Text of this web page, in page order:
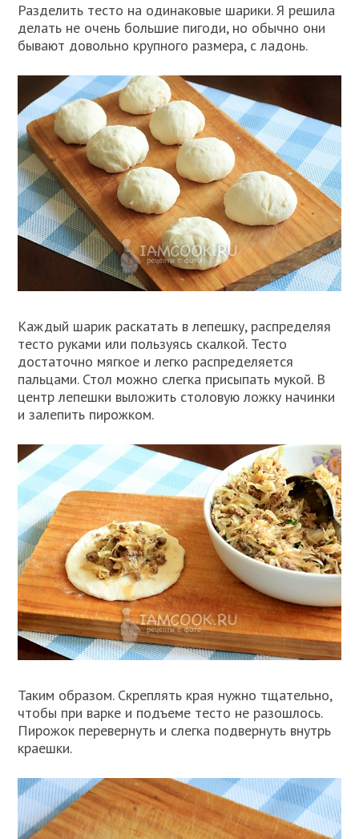
Разделить тесто на одинаковые шарики. Я решила
делать не очень большие пигоди, но обычно они
бывают довольно крупного размера, с ладонь.
Каждый шарик раскатать в лепешку, распределяя
тесто руками или пользуясь скалкой. Тесто
достаточно мягкое и легко распределяется
пальцами. Стол можно слегка присыпать мукой. В
центр лепешки выложить столовую ложку начинки
и залепить пирожком.
Таким образом. Скреплять края нужно тщательно,
чтобы при варке и подъеме тесто не разошлось.
Пирожок перевернуть и слегка подвернуть внутрь
краешки.